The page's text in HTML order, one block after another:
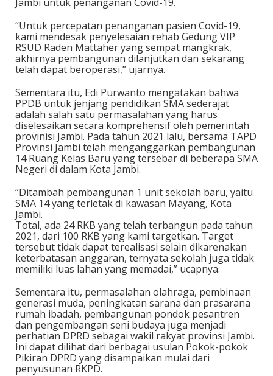
“Untuk percepatan penanganan pasien Covid-19,
kami mendesak penyelesaian rehab Gedung VIP
RSUD Raden Mattaher yang sempat mangkrak,
akhirnya pembangunan dilanjutkan dan sekarang
telah dapat beroperasi,” ujarnya.
Sementara itu, Edi Purwanto mengatakan bahwa
PPDB untuk jenjang pendidikan SMA sederajat
adalah salah satu permasalahan yang harus
diselesaikan secara komprehensif oleh pemerintah
provinisi Jambi. Pada tahun 2021 lalu, bersama TAPD
Provinsi Jambi telah menganggarkan pembangunan
14 Ruang Kelas Baru yang tersebar di beberapa SMA
Negeri di dalam Kota Jambi.
“Ditambah pembangunan 1 unit sekolah baru, yaitu
SMA 14 yang terletak di kawasan Mayang, Kota
Jambi.
Total, ada 24 RKB yang telah terbangun pada tahun
2021, dari 100 RKB yang kami targetkan. Target
tersebut tidak dapat terealisasi selain dikarenakan
keterbatasan anggaran, ternyata sekolah juga tidak
memiliki luas lahan yang memadai,” ucapnya.
Sementara itu, permasalahan olahraga, pembinaan
generasi muda, peningkatan sarana dan prasarana
rumah ibadah, pembangunan pondok pesantren
dan pengembangan seni budaya juga menjadi
perhatian DPRD sebagai wakil rakyat provinsi Jambi.
Ini dapat dilihat dari berbagai usulan Pokok-pokok
Pikiran DPRD yang disampaikan mulai dari
penyusunan RKPD.